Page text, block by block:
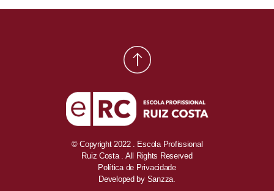
© Copyright 2022 . Escola Profissional
Ruiz Costa . All Rights Reserved
Política de Privacidade
Developed by Sanzza.